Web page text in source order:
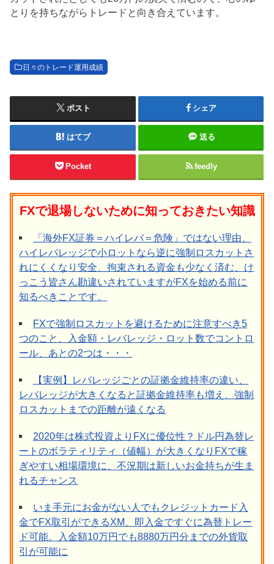
とりを持ちながらトレードと向き合えています。
日々のトレード運用成績
ポスト シェア
はてブ 送る
Pocket feedly
FXで退場しないために知っておきたい知識
「海外FX証券＝ハイレバ＝危険」ではない理由、
ハイレバレッジで小ロットなら逆に強制ロスカットさ
れにくくなり安全、拘束される資金も少なく済む、け
っこう皆さん勘違いされていますがFXを始める前に
知るべきことです。
FXで強制ロスカットを避けるために注意すべき5
つのこと、入金額・レバレッジ・ロット数でコントロ
ール、あとの2つは・・・
【実例】レバレッジごとの証拠金維持率の違い、
レバレッジが大きくなると証拠金維持率も増え、強制
ロスカットまでの距離が遠くなる
2020年は株式投資よりFXに優位性？ドル円為替レ
ートのボラティリティ（値幅）が大きくなりFXで稼
ぎやすい相場環境に、不況期は新しいお金持ちが生ま
れるチャンス
いま手元にお金がない人でもクレジットカード入
金でFX取引ができるXM、即入金ですぐに為替トレー
ド可能。入金額10万円でも8880万円分までの外貨取
引が可能に